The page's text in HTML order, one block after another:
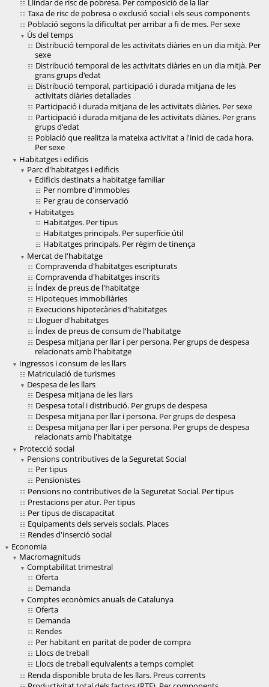
Llindar de risc de pobresa. Per composició de la llar
Taxa de risc de pobresa o exclusió social i els seus components
Població segons la dificultat per arribar a fi de mes. Per sexe
Ús del temps
Distribució temporal de les activitats diàries en un dia mitjà. Per
sexe
Distribució temporal de les activitats diàries en un dia mitjà. Per
grans grups d'edat
Distribució temporal, participació i durada mitjana de les
activitats diàries detallades
Participació i durada mitjana de les activitats diàries. Per sexe
Participació i durada mitjana de les activitats diàries. Per grans
grups d'edat
Població que realitza la mateixa activitat a l'inici de cada hora.
Per sexe
Habitatges i edificis
Parc d'habitatges i edificis
Edificis destinats a habitatge familiar
Per nombre d'immobles
Per grau de conservació
Habitatges
Habitatges. Per tipus
Habitatges principals. Per superfície útil
Habitatges principals. Per règim de tinença
Mercat de l'habitatge
Compravenda d'habitatges escripturats
Compravenda d'habitatges inscrits
Índex de preus de l'habitatge
Hipoteques immobiliàries
Execucions hipotecàries d'habitatges
Lloguer d'habitatges
Índex de preus de consum de l'habitatge
Despesa mitjana per llar i per persona. Per grups de despesa
relacionats amb l'habitatge
Ingressos i consum de les llars
Matriculació de turismes
Despesa de les llars
Despesa mitjana de les llars
Despesa total i distribució. Per grups de despesa
Despesa mitjana per llar i persona. Per grups de despesa
Despesa mitjana per llar i per persona. Per grups de despesa
relacionats amb l'habitatge
Protecció social
Pensions contributives de la Seguretat Social
Per tipus
Pensionistes
Pensions no contributives de la Seguretat Social. Per tipus
Prestacions per atur. Per tipus
Per tipus de discapacitat
Equipaments dels serveis socials. Places
Rendes d'inserció social
Economia
Macromagnituds
Comptabilitat trimestral
Oferta
Demanda
Comptes econòmics anuals de Catalunya
Oferta
Demanda
Rendes
Per habitant en paritat de poder de compra
Llocs de treball
Llocs de treball equivalents a temps complet
Renda disponible bruta de les llars. Preus corrents